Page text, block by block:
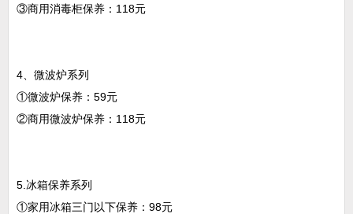
③商用消毒柜保养：118元
4、微波炉系列
①微波炉保养：59元
②商用微波炉保养：118元
5.冰箱保养系列
①家用冰箱三门以下保养：98元